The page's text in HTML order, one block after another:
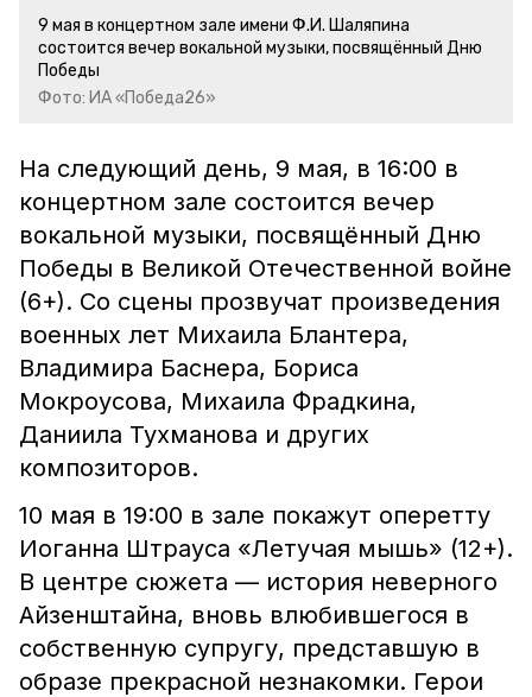
9 мая в концертном зале имени Ф.И. Шаляпина
состоится вечер вокальной музыки, посвящённый Дню
Победы
Фото: ИА «Победа26»
На следующий день, 9 мая, в 16:00 в
концертном зале состоится вечер
вокальной музыки, посвящённый Дню
Победы в Великой Отечественной войне
(6+). Со сцены прозвучат произведения
военных лет Михаила Блантера,
Владимира Баснера, Бориса
Мокроусова, Михаила Фрадкина,
Даниила Тухманова и других
композиторов.
10 мая в 19:00 в зале покажут оперетту
Иоганна Штрауса «Летучая мышь» (12+).
В центре сюжета — история неверного
Айзенштайна, вновь влюбившегося в
собственную супругу, представшую в
образе прекрасной незнакомки. Герои